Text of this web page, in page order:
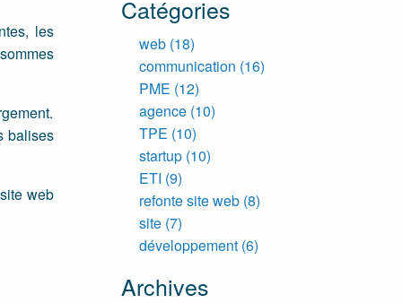
les
balises
web
Catégories
web(18)
communication (16)
PME (12)
agence(10)
TPE (10)
startup(10)
ETI (9)
refonte site web(8)
site(7)
développement(6)
Archives